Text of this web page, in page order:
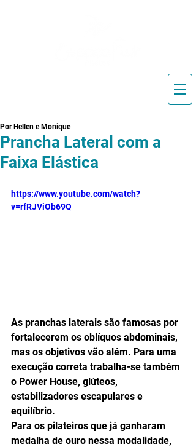
Prancha Lateral com a
Faixa Elástica
Por Hellen e Monique
https://www.youtube.com/watch?
v=rfRJViOb69Q
As pranchas laterais são famosas por
fortalecerem os oblíquos abdominais,
mas os objetivos vão além. Para uma
execução correta trabalha-se também
o Power House, glúteos,
estabilizadores escapulares e
equilíbrio.
Para os pilateiros que já ganharam
medalha de ouro nessa modalidade,